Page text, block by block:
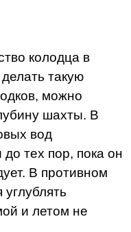
колодца в
такую
можно
шахты. В
вод
тех пор, пока он
В противном
и летом не